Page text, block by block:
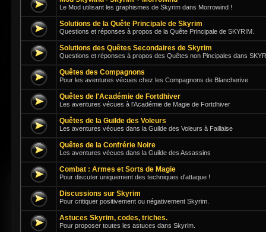
Le Mod utilisant les graphismes de Skyrim dans Morrowind !
Solutions de la Quête Principale de Skyrim
Questions et réponses à propos de la Quête Principale de SKYRIM.
Solutions des Quêtes Secondaires de Skyrim
Questions et réponses à propos des Quêtes non Pincipales dans
Quêtes des Compagnons
Pour les aventures vécues chez les Compagnons de Blancherive
Quêtes de l'Académie de Fortdhiver
Les aventures vécues à l'Académie de Magie de Fortdhiver
Quêtes de la Guilde des Voleurs
Les aventures vécues dans la Guilde des Voleurs à Faillaise
Quêtes de la Confrérie Noire
Les aventures vécues dans la Guilde des Assassins
Combat : Armes et Sorts de Magie
Pour discuter uniquement des techniques d'attaque !
Discussions sur Skyrim
Pour critiquer positivement ou négativement Skyrim.
Astuces Skyrim, codes, triches.
Pour proposer toutes les astuces dans Skyrim.